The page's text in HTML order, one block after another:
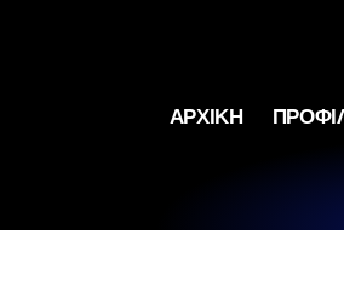
ΑΡΧΙΚΗ